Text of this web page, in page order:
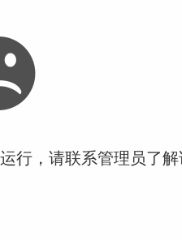
行，请联系管理员了